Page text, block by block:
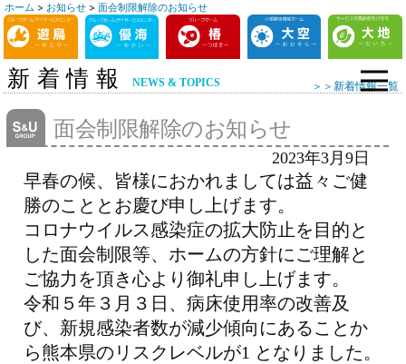
コ
ン
テ
ン
ツ
へ
ホーム > お知らせ > 面会制限解除のお知らせ
新着情報 NEWS & TOPICS ＞＞新着情報一覧
面会制限解除のお知らせ
2023年3月9日
早春の候、皆様におかれましては益々ご健
勝のこととお慶び申し上げます。
コロナウイルス感染症の拡大防止を目的と
した面会制限等、ホームの方針にご理解と
ご協力を頂き心より御礼申し上げます。
令和５年３月３日、病床使用率の改善及
び、新規感染者数が減少傾向にあることか
ら熊本県のリスクレベルが1 となりました。